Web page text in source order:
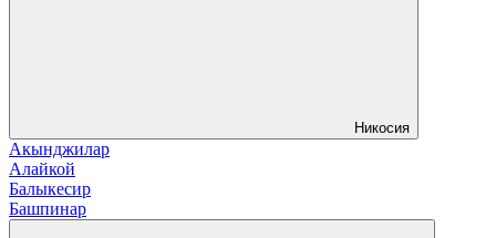
Никосия
Акынджилар
Алайкой
Балыкесир
Башпинар